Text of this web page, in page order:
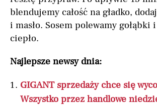
blendujemy całość na gładko,
i masło. Sosem polewamy gołąbki
ciepło.
Najlepsze newsy dnia:
GIGANT sprzedaży chce się
Wszystko przez handlowe